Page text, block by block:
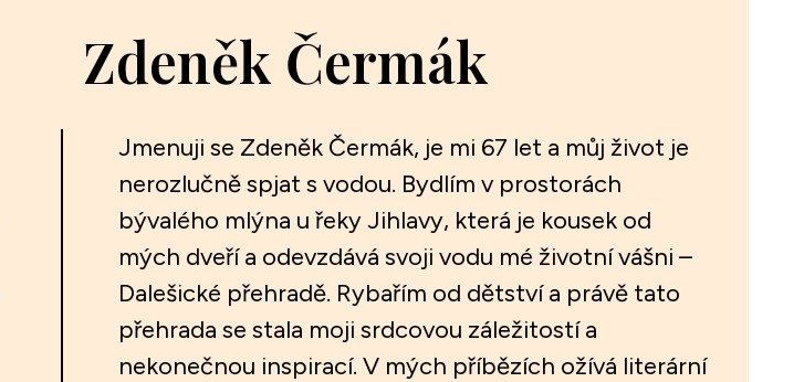
Zdeněk Čermák
Jmenuji se Zdeněk Čermák, je mi 67 let a můj život je
nerozlučně spjat s vodou. Bydlím v prostorách
bývalého mlýna u řeky Jihlavy, která je kousek od
mých dveří a odevzdává svoji vodu mé životní vášni –
Dalešické přehradě. Rybařím od dětství a právě tato
přehrada se stala moji srdcovou záležitostí a
nekonečnou inspirací. V mých příbězích ožívá literární